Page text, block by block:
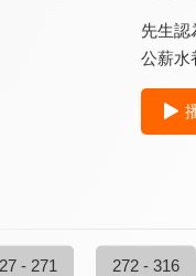
先生認
公薪水
- 271 272 - 316